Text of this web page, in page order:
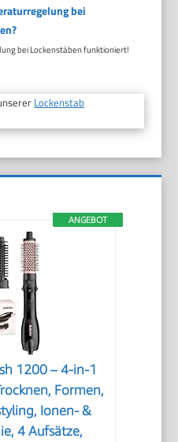
bei
bei Lockenstäben funktioniert!
Lockenstab
ANGEBOT
1200 – 4‑in‑1
Formen,
Ionen‑ &
4 Aufsätze,